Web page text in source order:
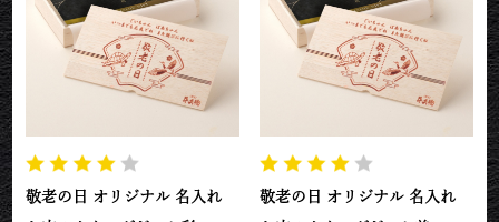
敬老の日 オリジナル 名入れ
敬老の日 オリジナル 名入れ